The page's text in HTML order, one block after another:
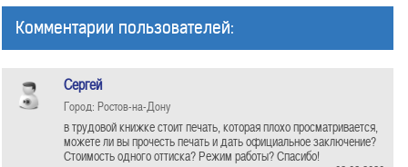
Комментарии пользователей:
Сергей
Город: Ростов-на-Дону
в трудовой книжке стоит печать, которая плохо просматривается,
можете ли вы прочесть печать и дать официальное заключение?
Стоимость одного оттиска? Режим работы? Спасибо!